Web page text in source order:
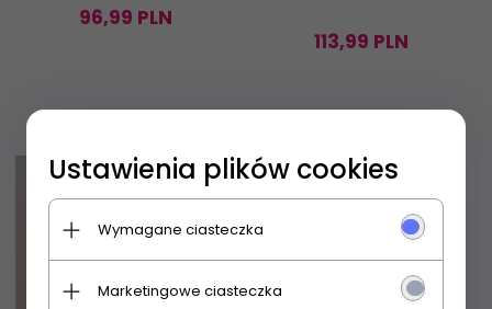
96,99 PLN
113,99 PLN
Promocja
Ustawienia plików cookies
Wymagane ciasteczka
Marketingowe ciasteczka